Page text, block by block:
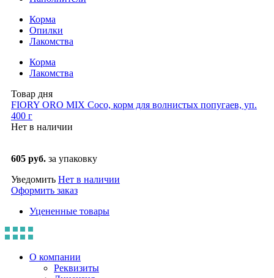
Корма
Опилки
Лакомства
Корма
Лакомства
Товар дня
FIORY ORO MIX Coco, корм для волнистых попугаев, уп.
400 г
Нет в наличии
605 руб. за упаковку
Уведомить Нет в наличии
Оформить заказ
Уцененные товары
О компании
Реквизиты